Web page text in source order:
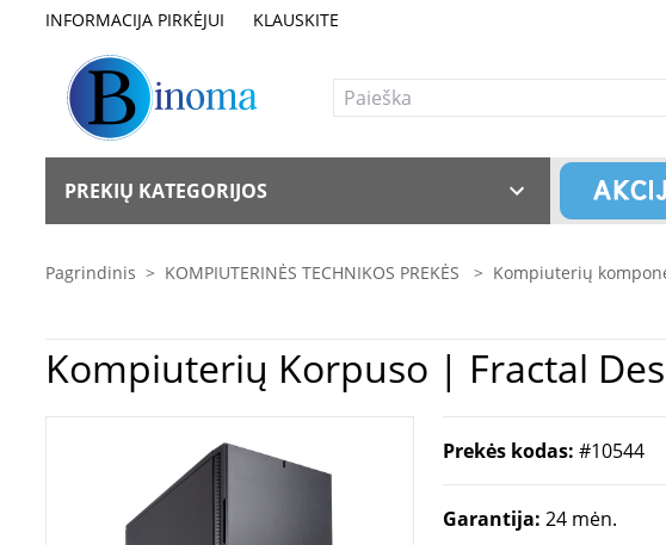
INFORMACIJA PIRKĖJUI KLAUSKITE
PREKIŲ KATEGORIJOS
Pagrindinis > KOMPIUTERINĖS TECHNIKOS PREKĖS > Kompiuterių
Kompiuterių
Prekės kodas: #10544
Garantija: 24 mėn.